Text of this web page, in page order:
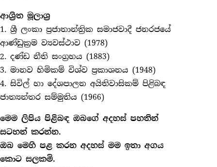
ආශ්‍රිත මූලාශ්‍ර
1. ශ්‍රී ලංකා ප්‍රජාතාන්ත්‍රික සමාජවාදී ජනරජයේ
ආණ්ඩුක්‍රම ව්‍යවස්ථාව (1978)
2. දණ්ඩ නීති සංග්‍රහය (1883)
3. මානව හිමිකම් විශ්ව ප්‍රකාශනය (1948)
4. සිවිල් හා දේශපාලන අයිතිවාසිකම් පිළිබඳ
ජාත්‍යන්තර සම්මුතිය (1966)
මෙම ලිපිය පිළිබඳ ඔබගේ අදහස් පහතින්
සටහන් කරන්න.
ඔබ මෙහි පළ කරන අදහස් මම ඉතා අගය
කොට සලකමි.